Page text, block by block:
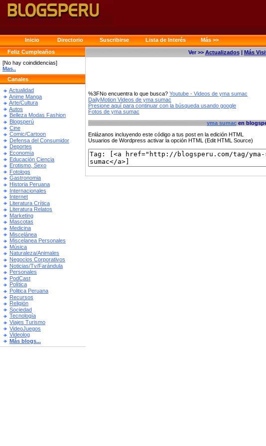
Inicio Directorio Suscribirse Lista de Interés
Más >>
Feliz Cumpleaños
[No hay coindidencias]
Mas..
Canales
Actualidad
Anime Manga
Arte/Cultura
Autos
Belleza Modas Fashion
Blogsperú
Cine
Comic/Cartoon
Defensa del Consumidor
Deportes
Economía
Educación Ciencia
Erotismo, Sexo
Fotologs
Gastronomia
Historia Peruana
Internacionales
Internet
Literatura Crítica
Literatura Relatos
Marketing
Mascotas
Medicina
Miscelánea
Miscelanea Personales
Música
Naturaleza/Animales
Negocios Corporativos
Noticias/Tv/Farándula
Personales
PodCast
Política
Politica Peruana
Recursos
Religión
Sociedad
Tecnología
Viajes Turismo
VideoJuegos
Videolog
Más blogs...
Ver >> Actualizados| Más
%3FNo encuentra lo que busca? Youtube - Videos de yma sumac
DailyMotion Videos de yma sumac
Presione aquí para continuar con la búsqueda usando google
Fotos de yma sumac
yma sumacen
Enlázanos incluyendo este código a tus post en la edición HTML
Usuarios de Wordpress activar la opción HTML (Edit HTML Source)